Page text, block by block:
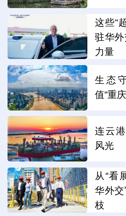
这些“
驻华
力量
生态
值“重
连云
风光
从“看
华外
枝